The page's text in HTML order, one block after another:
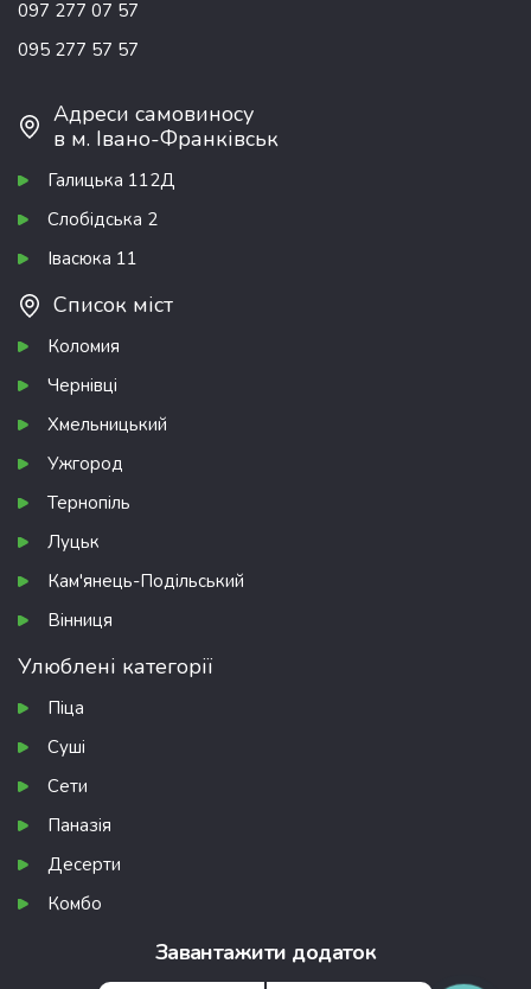
097 277 07 57
095 277 57 57
Адреси самовиносу
в м. Івано-Франківськ
Галицька 112Д
Слобідська 2
Івасюка 11
Список міст
Коломия
Чернівці
Хмельницький
Ужгород
Тернопіль
Луцьк
Кам'янець-Подільський
Вінниця
Улюблені категорії
Піца
Суші
Сети
Паназія
Десерти
Комбо
Завантажити додаток